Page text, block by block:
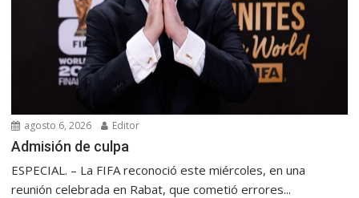
agosto 6, 2026 Editor
Admisión de culpa
ESPECIAL. – La FIFA reconoció este miércoles, en una
reunión celebrada en Rabat, que cometió errores...